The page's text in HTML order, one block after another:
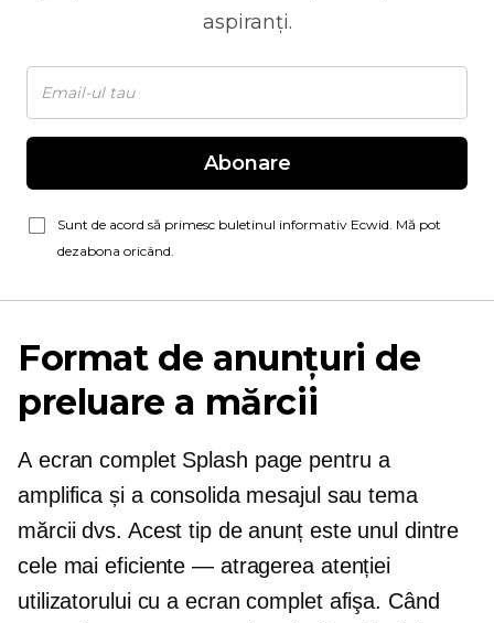
aspiranți.
Abonare
Sunt de acord să primesc buletinul informativ Ecwid. Mă pot
dezabona oricând.
Format de anunțuri de
preluare a mărcii
A ecran completSplash page pentru a
amplifica și a consolida mesajul sau tema
mărcii dvs. Acest tip de anunț este unul dintre
cele mai eficiente — atragerea atenției
utilizatorului cu a ecran completafişa. Când